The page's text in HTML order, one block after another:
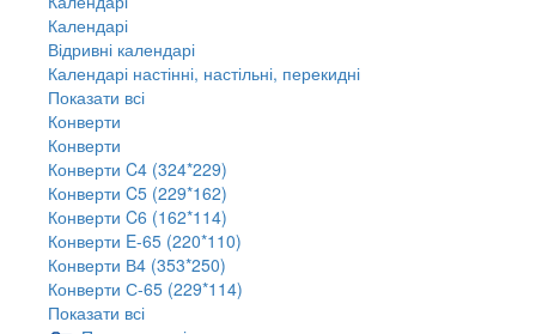
Календарі
Відривні календарі
Календарі настінні, настільні, перекидні
Показати всі
Конверти
Конверти
Конверти C4 (324*229)
Конверти C5 (229*162)
Конверти C6 (162*114)
Конверти E-65 (220*110)
Конверти В4 (353*250)
Конверти С-65 (229*114)
Показати всі